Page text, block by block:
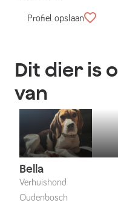
Profiel opslaan
Dit dier is
van
Bella
Verhuishond
Oudenbosch